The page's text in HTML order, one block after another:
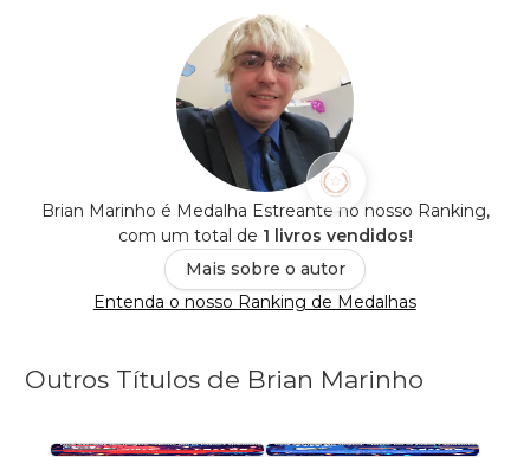
Brian Marinho é Medalha Estreante no nosso Ranking,
com um total de 1 livros vendidos!
Mais sobre o autor
Entenda o nosso Ranking de Medalhas
Outros Títulos de Brian Marinho